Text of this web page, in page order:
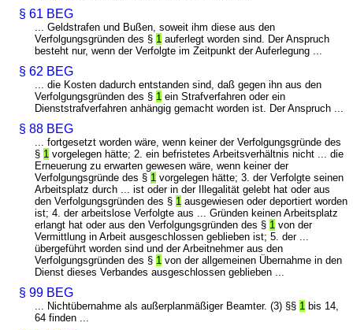
§ 61 BEG
... Geldstrafen und Bußen, soweit ihm diese aus den
Verfolgungsgründen des § 1 auferlegt worden sind. Der Anspruch
besteht nur, wenn der Verfolgte im Zeitpunkt der Auferlegung ...
§ 62 BEG
... die Kosten dadurch entstanden sind, daß gegen ihn aus den
Verfolgungsgründen des § 1 ein Strafverfahren oder ein
Dienststrafverfahren anhängig gemacht worden ist. Der Anspruch ...
§ 88 BEG
... fortgesetzt worden wäre, wenn keiner der Verfolgungsgründe des
§ 1 vorgelegen hätte; 2. ein befristetes Arbeitsverhältnis nicht ... die
Erneuerung zu erwarten gewesen wäre, wenn keiner der
Verfolgungsgründe des § 1 vorgelegen hätte; 3. der Verfolgte seinen
Arbeitsplatz durch ... ist oder in der Illegalität gelebt hat oder aus
den Verfolgungsgründen des § 1 ausgewiesen oder deportiert worden
ist; 4. der arbeitslose Verfolgte aus ... Gründen keinen Arbeitsplatz
erlangt hat oder aus den Verfolgungsgründen des § 1 von der
Vermittlung in Arbeit ausgeschlossen geblieben ist; 5. der ...
übergeführt worden sind und der Arbeitnehmer aus den
Verfolgungsgründen des § 1 von der allgemeinen Übernahme in den
Dienst dieses Verbandes ausgeschlossen geblieben ...
§ 99 BEG
... Nichtübernahme als außerplanmäßiger Beamter. (3) §§ 1 bis 14,
64 finden ...